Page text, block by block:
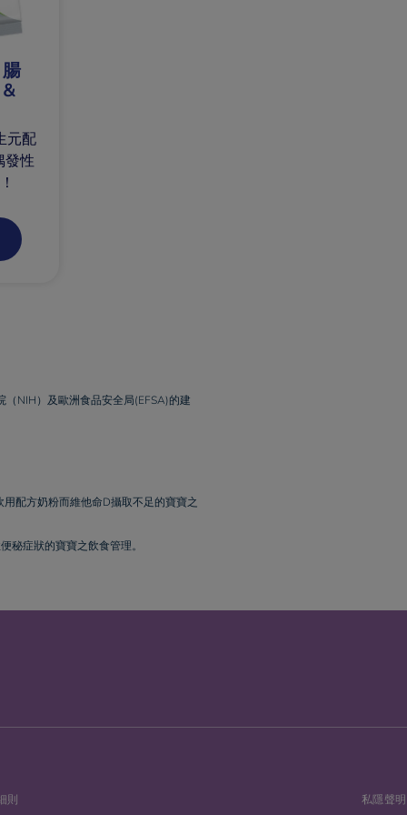
元配
發性
NIH）及歐洲食品安全局(EFSA)的建
配方奶粉而維他命D攝取不足的寶寶之
症狀的寶寶之飲食管理。
則 私隱聲明